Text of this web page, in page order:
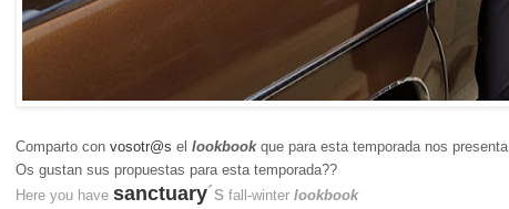
Comparto con vosotr@s el lookbookque para esta temporada nos presenta
Os gustan sus propuestas para esta temporada??
Here you have sanctuary´s fall-winter lookbook